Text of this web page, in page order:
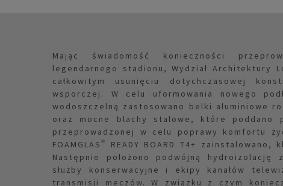
Mając świadomość konieczności
legendarnego stadionu, Wydział Architektury
całkowitym usunięciu dotychczasowej
wsporczej. W celu uformowania nowego
wodoszczelną zastosowano belki aluminiowe
oraz mocne blachy stalowe, które poddano
przeprowadzonej w celu poprawy komfortu
FOAMGLAS® READY BOARD T4+
Następnie położono podwójną hydroizolację
służby konserwacyjne i ekipy kanałów
transmisji meczów. W związku z czym